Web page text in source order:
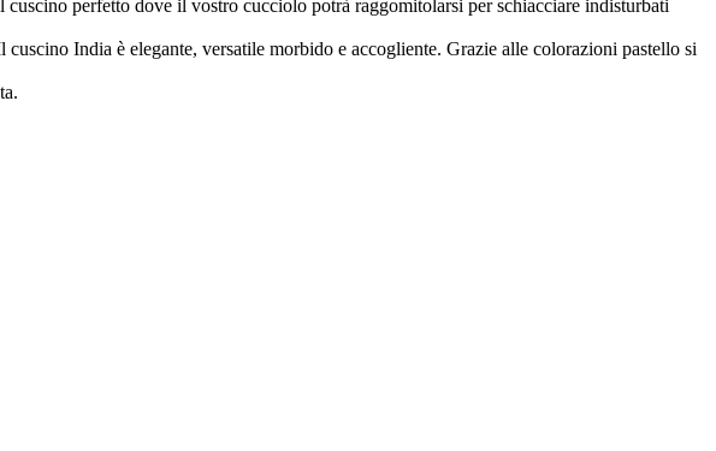
perfetto dove il vostro cucciolo potrà raggomitolarsi per schiacciare indisturbati
India è elegante, versatile morbido e accogliente. Grazie alle colorazioni pastello si